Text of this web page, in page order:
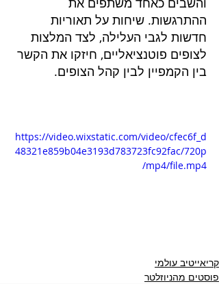
ההתרגשות. שיחות על תאוריות
חדשות לגבי העלילה, לצד המלצות
לצופים פוטנציאליים, חיזקו את הקשר
בין הקמפיין לבין קהל הצופים.
https://video.wixstatic.com/video/cfec6f_d
48321e859b04e3193d783723fc92fac/720p
/mp4/file.mp4
קריאייטיב עולמי
פוסטים מהניוזלטר